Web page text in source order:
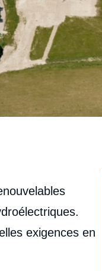
exigences en